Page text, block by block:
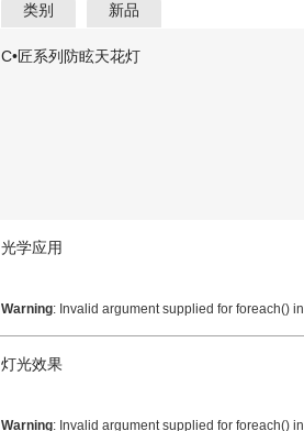
类别 新品
C•匠系列防眩天花灯
光学应用
Warning: Invalid argument supplied for foreach() in
灯光效果
Warning: Invalid argument supplied for foreach() in